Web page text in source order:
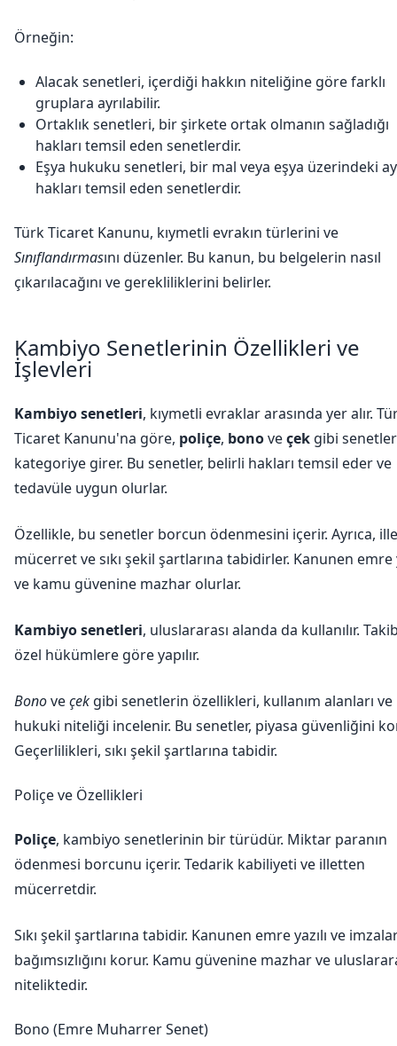
Örneğin:
Alacak senetleri, içerdiği hakkın niteliğine göre farklı
gruplara ayrılabilir.
Ortaklık senetleri, bir şirkete ortak olmanın sağladığı
hakları temsil eden senetlerdir.
Eşya hukuku senetleri, bir mal veya eşya üzerindeki
hakları temsil eden senetlerdir.
Türk Ticaret Kanunu, kıymetli evrakın türlerini ve
Sınıflandırmasını düzenler. Bu kanun, bu belgelerin nasıl
çıkarılacağını ve gerekliliklerini belirler.
Kambiyo Senetlerinin Özellikleri ve
İşlevleri
Kambiyo senetleri, kıymetli evraklar arasında yer alır.
Ticaret Kanunu'na göre, poliçe, bonoveçek gibi
kategoriye girer. Bu senetler, belirli hakları temsil eder ve
tedavüle uygun olurlar.
Özellikle, bu senetler borcun ödenmesini içerir. Ayrıca,
mücerret ve sıkı şekil şartlarına tabidirler. Kanunen emre
ve kamu güvenine mazhar olurlar.
Kambiyo senetleri, uluslararası alanda da kullanılır.
özel hükümlere göre yapılır.
Bonoveçek gibi senetlerin özellikleri, kullanım alanları ve
hukuki niteliği incelenir. Bu senetler, piyasa güvenliğini
Geçerlilikleri, sıkı şekil şartlarına tabidir.
Poliçe ve Özellikleri
Poliçe, kambiyo senetlerinin bir türüdür. Miktar paranın
ödenmesi borcunu içerir. Tedarik kabiliyeti ve illetten
mücerretdir.
Sıkı şekil şartlarına tabidir. Kanunen emre yazılı ve
bağımsızlığını korur. Kamu güvenine mazhar ve
niteliktedir.
Bono (Emre Muharrer Senet)